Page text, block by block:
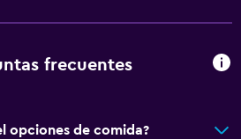
frecuentes
opciones de comida?